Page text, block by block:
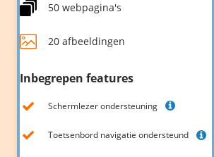
50 webpagina's
20 afbeeldingen
Inbegrepen features
Schermlezer ondersteuning
Toetsenbord navigatie ondersteund